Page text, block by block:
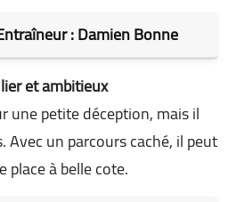
: Damien Bonne
et ambitieux
une petite déception, mais il
Avec un parcours caché, il peut
place à belle cote.